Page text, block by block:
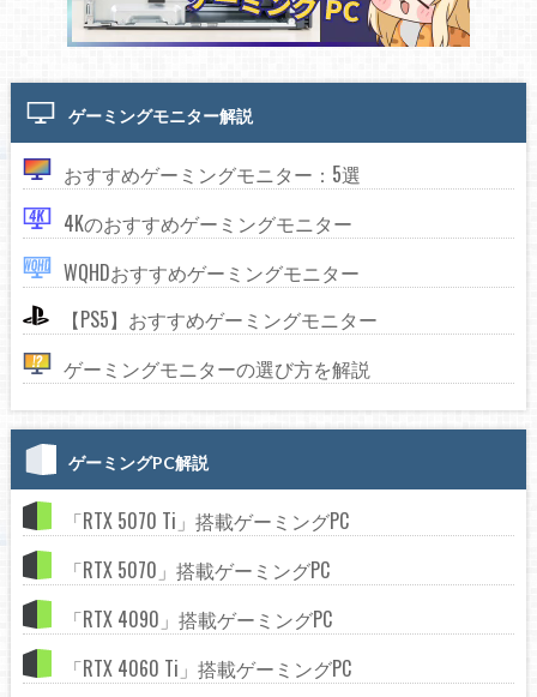
ゲーミングモニター解説
おすすめゲーミングモニター：5選
4Kのおすすめゲーミングモニター
WQHDおすすめゲーミングモニター
【PS5】おすすめゲーミングモニター
ゲーミングモニターの選び方を解説
ゲーミングPC解説
「RTX 5070 Ti」搭載ゲーミングPC
「RTX 5070」搭載ゲーミングPC
「RTX 4090」搭載ゲーミングPC
「RTX 4060 Ti」搭載ゲーミングPC